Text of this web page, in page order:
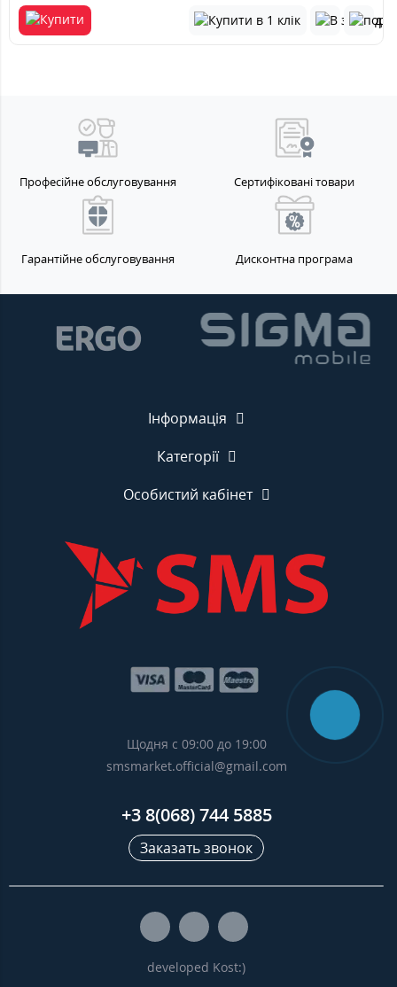
Професійне обслуговування Сертифіковані товари
Гарантійне обслуговування Дисконтна програма
Інформація
Категорії
Особистий кабінет
Щодня с 09:00 до 19:00
smsmarket.official@gmail.com
+3 8(068) 744 5885
Заказать звонок
developed Kost:)